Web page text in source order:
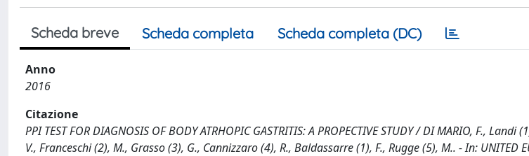
Scheda breve Scheda completa Scheda completa (DC)
Anno
2016
Citazione
PPI TEST FOR DIAGNOSIS OF BODY ATRHOPIC GASTRITIS: A PROPECTIVE STUDY / DI MARIO, F.,
V., Franceschi (2), M., Grasso (3), G., Cannizzaro (4), R., Baldassarre (1), F., Rugge (5), M.. - In: UNITED